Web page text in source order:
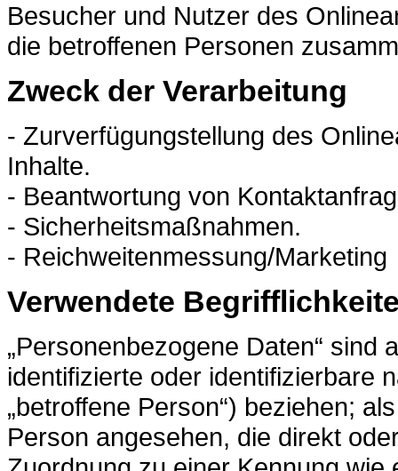
Besucher und Nutzer des
die betroffenen Personen
Zweck der Verarbeitung
- Zurverfügungstellung des
Inhalte.
- Beantwortung von
- Sicherheitsmaßnahmen.
- Reichweitenmessung/Marketing
Verwendete
„Personenbezogene Daten“ sind
identifizierte oder identifizierbare
„betroffene Person“) beziehen;
Person angesehen, die direkt